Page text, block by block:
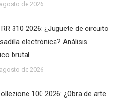
de 2026
310 2026: ¿Juguete de circuito
electrónica? Análisis
brutal
de 2026
100 2026: ¿Obra de arte